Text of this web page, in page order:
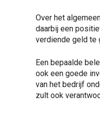
Over het
daarbij een
verdiende geld te
Een bepaalde
ook een goede
van het bedrijf
zult ook